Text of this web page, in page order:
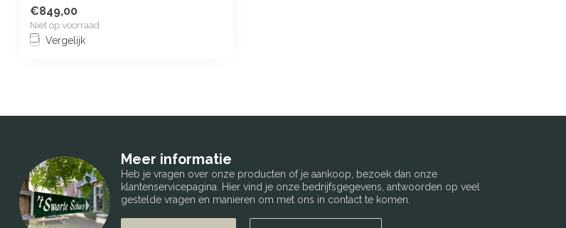
€849,00
Niet op voorraad
Vergelijk
Meer informatie
Heb je vragen over onze producten of je aankoop, bezoek dan onze
klantenservicepagina. Hier vind je onze bedrijfsgegevens, antwoorden op veel
gestelde vragen en manieren om met ons in contact te komen.